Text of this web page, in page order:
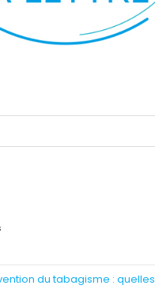
du tabagisme : quelles